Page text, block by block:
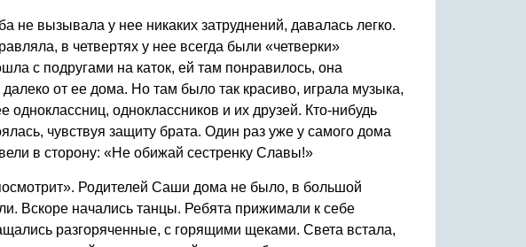
не вызывала у нее никаких затруднений, давалась легко.
в четвертях у нее всегда были «четверки»
с подругами на каток, ей там понравилось, она
от ее дома. Но там было так красиво, играла музыка,
одноклассников и их друзей. Кто-нибудь
чувствуя защиту брата. Один раз уже у самого дома
в сторону: «Не обижай сестренку Славы!»
Родителей Саши дома не было, в большой
Вскоре начались танцы. Ребята прижимали к себе
разгоряченные, с горящими щеками. Света встала,